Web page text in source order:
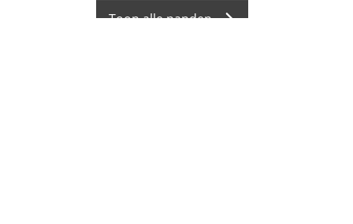
Toon alle panden